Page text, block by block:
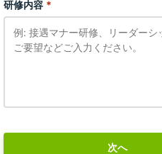
研修内容 *
次へ